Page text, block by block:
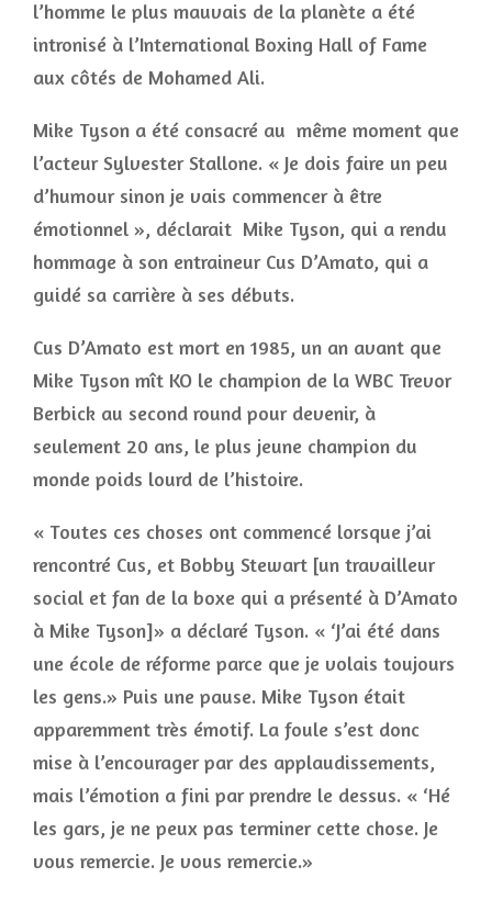
l’homme le plus mauvais de la planète a été
intronisé à l’International Boxing Hall of Fame
aux côtés de Mohamed Ali.
Mike Tyson a été consacré au même moment que
l’acteur Sylvester Stallone. « Je dois faire un peu
d’humour sinon je vais commencer à être
émotionnel », déclarait Mike Tyson, qui a rendu
hommage à son entraineur Cus D’Amato, qui a
guidé sa carrière à ses débuts.
Cus D’Amato est mort en 1985, un an avant que
Mike Tyson mît KO le champion de la WBC Trevor
Berbick au second round pour devenir, à
seulement 20 ans, le plus jeune champion du
monde poids lourd de l’histoire.
« Toutes ces choses ont commencé lorsque j’ai
rencontré Cus, et Bobby Stewart [un travailleur
social et fan de la boxe qui a présenté à D’Amato
à Mike Tyson]» a déclaré Tyson. « ‘J’ai été dans
une école de réforme parce que je volais toujours
les gens.» Puis une pause. Mike Tyson était
apparemment très émotif. La foule s’est donc
mise à l’encourager par des applaudissements,
mais l’émotion a fini par prendre le dessus. « ‘Hé
les gars, je ne peux pas terminer cette chose. Je
vous remercie. Je vous remercie.»